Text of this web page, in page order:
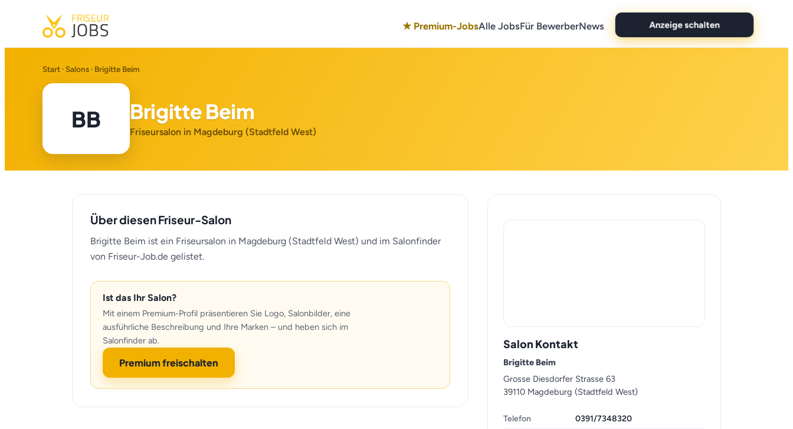
★ Premium-JobsAlle JobsFür BewerberNews Anzeige schalten
Start · Salons · Brigitte Beim
BB Brigitte Beim
Friseursalon in Magdeburg (Stadtfeld West)
Über diesen Friseur-Salon
Brigitte Beim ist ein Friseursalon in Magdeburg (Stadtfeld West) und im Salonfinder
von Friseur-Job.de gelistet.
Ist das Ihr Salon?
Mit einem Premium-Profil präsentieren Sie Logo, Salonbilder, eine
ausführliche Beschreibung und Ihre Marken – und heben sich im
Salonfinder ab.
Premium freischalten
Salon Kontakt
Brigitte Beim
Grosse Diesdorfer Strasse 63
39110 Magdeburg (Stadtfeld West)
Telefon
0391/7348320